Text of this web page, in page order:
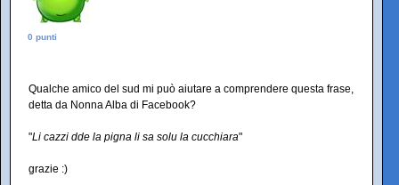
0 punti
Qualche amico del sud mi può aiutare a comprendere questa frase,
detta da Nonna Alba di Facebook?
"Li cazzi dde la pigna li sa solu la cucchiara"
grazie :)